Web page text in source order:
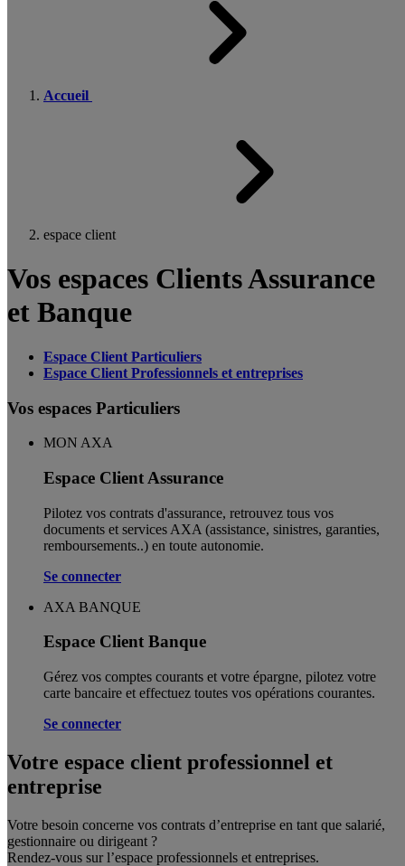
Accueil
espace client
Vos espaces Clients Assurance
et Banque
Espace Client Particuliers
Espace Client Professionnels et entreprises
Vos espaces Particuliers
MON AXA
Espace Client Assurance
Pilotez vos contrats d'assurance, retrouvez tous vos
documents et services AXA (assistance, sinistres, garanties,
remboursements..) en toute autonomie. ​
Se connecter
AXA BANQUE
Espace Client Banque
Gérez vos comptes courants et votre épargne, pilotez votre
carte bancaire et effectuez toutes vos opérations courantes.
Se connecter
Votre espace client professionnel et
entreprise
Votre besoin concerne vos contrats d’entreprise en tant que salarié,
gestionnaire ou dirigeant ?
Rendez-vous sur l’espace professionnels et entreprises.